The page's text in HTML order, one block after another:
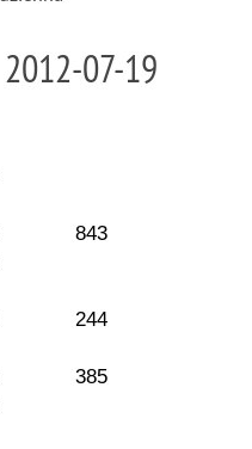
07-19
843
244
385